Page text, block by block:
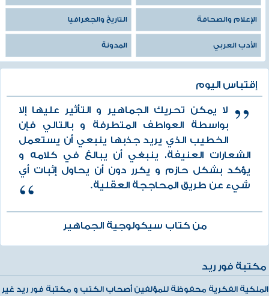
الإعلام والصحافة التاريخ والجغرافيا
الأدب العربي المدونة
إقتباس اليوم
لا يمكن تحريك الجماهير و التأثير عليها إلا
بواسطة العواطف المتطرفة و بالتالي فإن
الخطيب الذي يريد جذبها ينبعي أن يستعمل
الشعارات العنيفة، ينبغي أن يبالغ في كلامه و
يؤكد بشكل حازم و يكرر دون أن يحاول إثبات أي
شيء عن طريق المحاججة العقلية.
من كتاب سيكولوجية الجماهير
مكتبة فور ريد
الملكية الفكرية محفوظة للمؤلفين أصحاب الكتب و مكتبة فور ريد غير